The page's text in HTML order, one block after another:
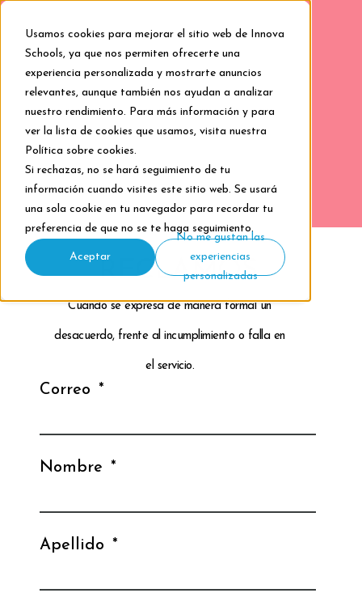
Usamos cookies para mejorar el sitio web de Innova
Schools, ya que nos permiten ofrecerte una
experiencia personalizada y mostrarte anuncios
relevantes, aunque también nos ayudan a analizar
nuestro rendimiento. Para más información y para
ver la lista de cookies que usamos, visita nuestra
Política sobre cookies.
Si rechazas, no se hará seguimiento de tu
información cuando visites este sitio web. Se usará
una sola cookie en tu navegador para recordar tu
preferencia de que no se te haga seguimiento.
Aceptar
No me gustan las
experiencias
personalizadas
HELPINN
COLEGIOS
RECLAMOS
RECLAMOS
Cuando se expresa de manera formal un
desacuerdo, frente al incumplimiento o falla en
el servicio.
Correo *
Nombre *
Apellido *